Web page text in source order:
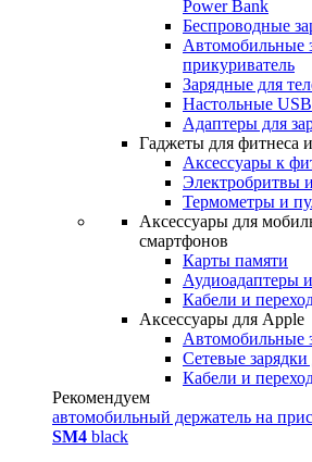
Power Bank
Беспроводные
Автомобильные
прикуриватель
Зарядные для
Настольные USB
Адаптеры для
Гаджеты для фитнеса
Аксессуары к
Электробритвы
Термометры и
Аксессуары для
смартфонов
Карты памяти
Аудиоадаптеры
Кабели и
Аксессуары для Apple
Автомобильные
Сетевые
Кабели и
Рекомендуем
автомобильный держатель на
SM4 black